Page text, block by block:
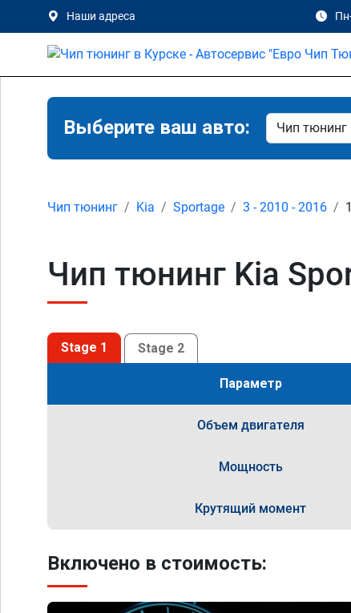
Наши адреса
Выберите ваш авто:
Чип тюнинг Kia Sportage 3 - 2010 - 2016
Чип тюнинг Kia
Stage 1 Stage 2
Параметр
Объем двигателя
Мощность
Крутящий момент
Включено в стоимость: